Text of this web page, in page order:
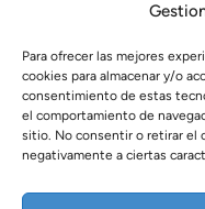
Para ofrecer las mejores
cookies para almacenar y/o
consentimiento de estas
el comportamiento de
sitio. No consentir o retirar el
negativamente a ciertas